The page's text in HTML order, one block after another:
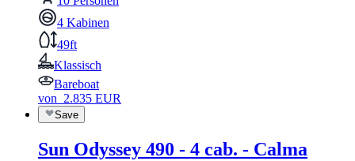
4 Kabinen
49ft
Klassisch
Bareboat
von 2.835 EUR
Save
Sun Odyssey 490 - 4 cab. - Calma